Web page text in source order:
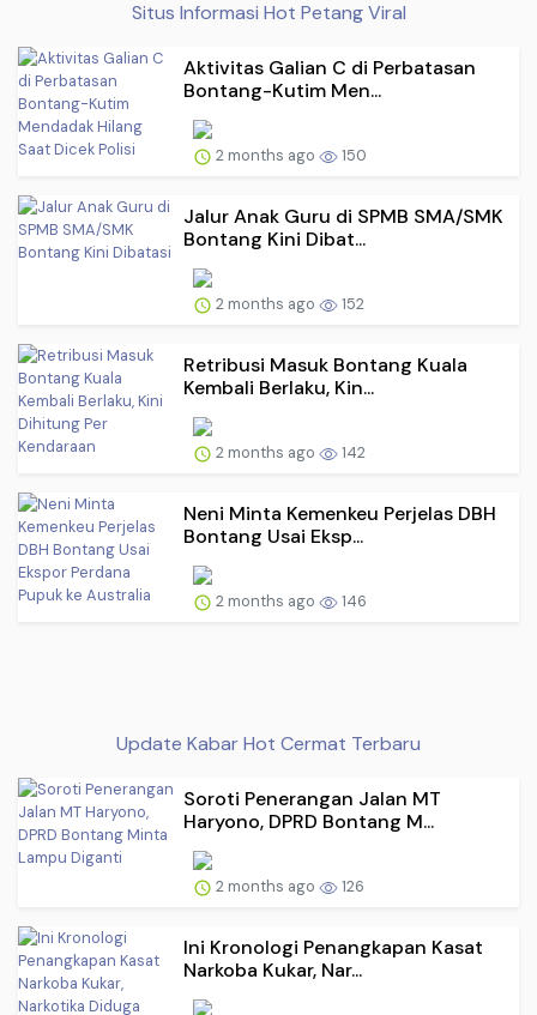
Situs Informasi Hot Petang Viral
Aktivitas Galian C di Perbatasan
Bontang-Kutim Men...
2 months ago 150
Jalur Anak Guru di SPMB SMA/SMK
Bontang Kini Dibat...
2 months ago 152
Retribusi Masuk Bontang Kuala
Kembali Berlaku, Kin...
2 months ago 142
Neni Minta Kemenkeu Perjelas DBH
Bontang Usai Eksp...
2 months ago 146
Update Kabar Hot Cermat Terbaru
Soroti Penerangan Jalan MT
Haryono, DPRD Bontang M...
2 months ago 126
Ini Kronologi Penangkapan Kasat
Narkoba Kukar, Nar...